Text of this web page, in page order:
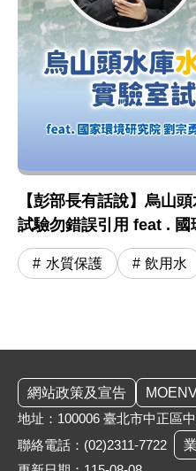
【彭部長有話說】烏山
試驗勿錯誤引用 feat . 國
王嶽斌司長
水質保護 飲用水
網站政策及宣告
地址：100006 臺北市中正區
聯絡電話： (02)2311-7722